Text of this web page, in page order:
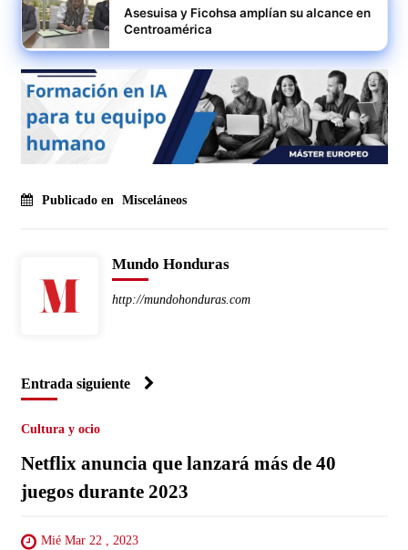
Asesuisa y Ficohsa amplían su alcance en
Centroamérica
Publicado en Misceláneos
Mundo Honduras
http://mundohonduras.com
Entrada siguiente
Cultura y ocio
Netflix anuncia que lanzará más de 40
juegos durante 2023
Mié Mar 22 , 2023